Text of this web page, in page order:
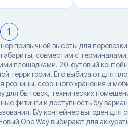
1
привычной высоты для
совместим с
площадками. 20-футовый
территории. Его выбирают для
сезонного хранения и
для бытовок, технических
фитинги и доступность б/у
Б/у контейнер выгоден для
One Way выбирают для